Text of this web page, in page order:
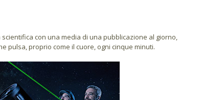
con una media di una pubblicazione al giorno,
pulsa, proprio come il cuore, ogni cinque minuti.